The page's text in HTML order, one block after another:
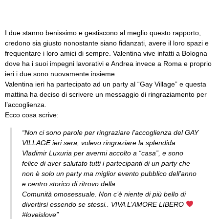
I due stanno benissimo e gestiscono al meglio questo rapporto,
credono sia giusto nonostante siano fidanzati, avere il loro spazi e
frequentare i loro amici di sempre. Valentina vive infatti a Bologna
dove ha i suoi impegni lavorativi e Andrea invece a Roma e proprio
ieri i due sono nuovamente insieme.
Valentina ieri ha partecipato ad un party al “Gay Village” e questa
mattina ha deciso di scrivere un messaggio di ringraziamento per
l’accoglienza.
Ecco cosa scrive:
“Non ci sono parole per ringraziare l’accoglienza del GAY
VILLAGE ieri sera, volevo ringraziare la splendida
Vladimir Luxuria per avermi accolto a “casa”, e sono
felice di aver salutato tutti i partecipanti di un party che
non è solo un party ma miglior evento pubblico dell’anno
e centro storico di ritrovo della
Comunità omosessuale. Non c’è niente di più bello di
divertirsi essendo se stessi.. VIVA L’AMORE LIBERO
‪#‎loveislove‬”